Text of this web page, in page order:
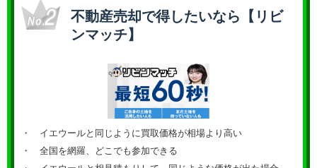
不動産売却で得したいなら【リビ
ンマッチ】
・ イエウールと同じように買取価格が相場より高い
・ 全国を網羅、どこでも参加できる